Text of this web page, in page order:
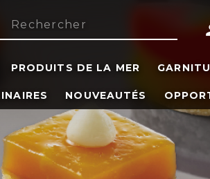
PRODUITS DE LA MER
NOUVEAUTÉS